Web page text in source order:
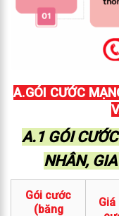
A.GÓI CƯỚC
A.1 GÓI
NHÂN,
Gói cước
(băng
Giá